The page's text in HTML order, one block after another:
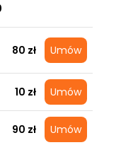
80 zł Umów
10 zł Umów
90 zł Umów